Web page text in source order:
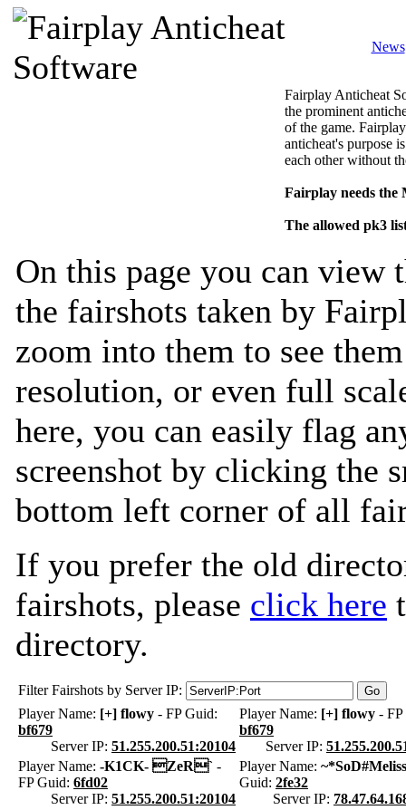
News
Fairplay Anticheat
the prominent
of the game.
anticheat's purpose
each other without
Fairplay needs
The allowed pk3
On this page you can view
the fairshots taken by
zoom into them to see
resolution, or even full
here, you can easily flag
screenshot by clicking the
bottom left corner of all
If you prefer the old
fairshots, please click here
directory.
Filter Fairshots by Server IP:
Player Name: [+] flowy - FP Guid:
bf679
Server IP: 51.255.200.51:20104
Player Name: [+] flowy -
bf679
Server IP:
Player Name: -K1CK- ZeR` -
FP Guid: 6fd02
Server IP: 51.255.200.51:20104
Player Name:
Guid: 2fe32
Server IP: